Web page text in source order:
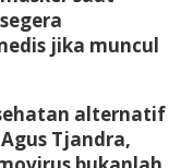
jika muncul
alternatif
Tjandra,